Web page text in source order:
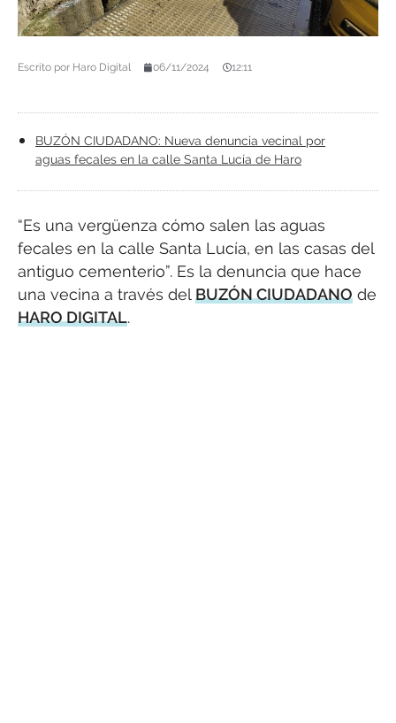
Escrito por Haro Digital 06/11/2024 12:11
BUZÓN CIUDADANO: Nueva denuncia vecinal por
aguas fecales en la calle Santa Lucía de Haro
“Es una vergüenza cómo salen las aguas
fecales en la calle Santa Lucía, en las casas del
antiguo cementerio”. Es la denuncia que hace
una vecina a través del BUZÓN CIUDADANO de
HARO DIGITAL.